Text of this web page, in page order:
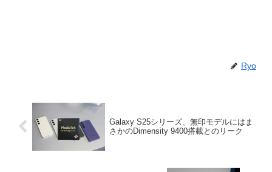
Ryo
Galaxy S25シリーズ、無印モデルにはま
さかのDimensity 9400搭載とのリーク